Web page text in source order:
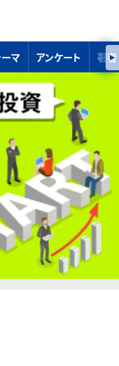
マ アンケート 著者